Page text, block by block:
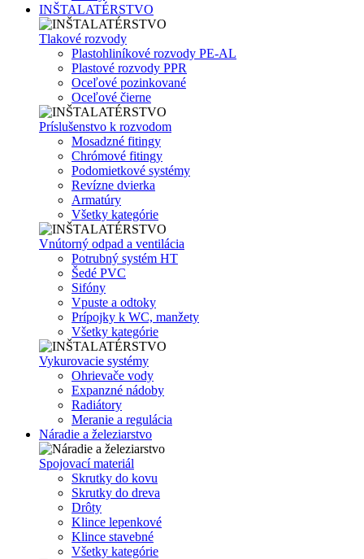
INŠTALATÉRSTVO
Tlakové rozvody
Plastohliníkové rozvody PE-AL
Plastové rozvody PPR
Oceľové pozinkované
Oceľové čierne
Príslušenstvo k rozvodom
Mosadzné fitingy
Chrómové fitingy
Podomietkové systémy
Revízne dvierka
Armatúry
Všetky kategórie
Vnútorný odpad a ventilácia
Potrubný systém HT
Šedé PVC
Sifóny
Vpuste a odtoky
Prípojky k WC, manžety
Všetky kategórie
Vykurovacie systémy
Ohrievače vody
Expanzné nádoby
Radiátory
Meranie a regulácia
Náradie a železiarstvo
Spojovací materiál
Skrutky do kovu
Skrutky do dreva
Drôty
Klince lepenkové
Klince stavebné
Všetky kategórie